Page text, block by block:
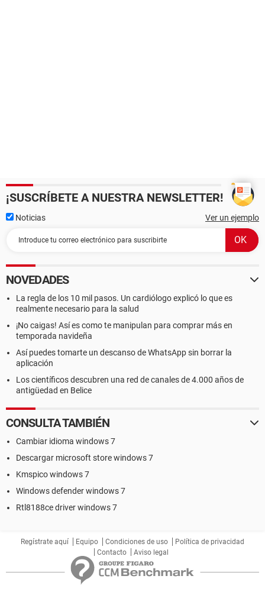
¡SUSCRÍBETE A NUESTRA NEWSLETTER!
Noticias Ver un ejemplo
NOVEDADES
La regla de los 10 mil pasos. Un cardiólogo explicó lo que es
realmente necesario para la salud
¡No caigas! Así es como te manipulan para comprar más en
temporada navideña
Así puedes tomarte un descanso de WhatsApp sin borrar la
aplicación
Los científicos descubren una red de canales de 4.000 años de
antigüedad en Belice
CONSULTA TAMBIÉN
Cambiar idioma windows 7
Descargar microsoft store windows 7
Kmspico windows 7
Windows defender windows 7
Rtl8188ce driver windows 7
Regístrate aquí Equipo Condiciones de uso
Política de privacidad
Contacto
Aviso legal